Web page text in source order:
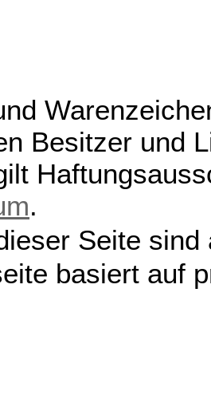
Besitzer und
.
Seite
basiert auf